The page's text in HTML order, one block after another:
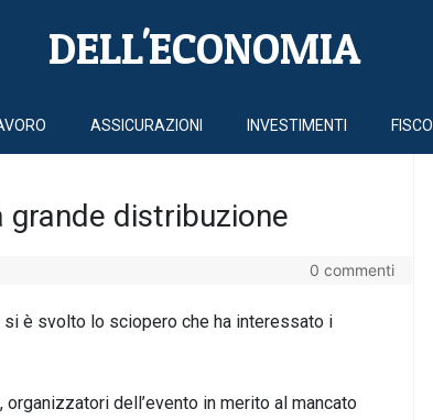
DELL'ECONOMIA
ASSICURAZIONI INVESTIMENTI FISCO
distribuzione
0 commenti
si è svolto lo sciopero che ha interessato i
dell’evento in merito al mancato